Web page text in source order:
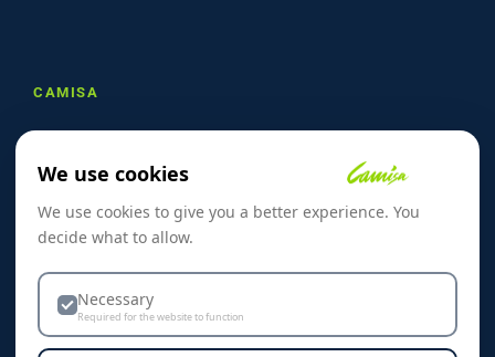
CAMISA
Referanser
Skreddersøm
Dekorasjon & Teknikker
Personvern & Cookies
We use cookies
We use cookies to give you a better experience. You
decide what to allow.
Necessary
Required for the website to function